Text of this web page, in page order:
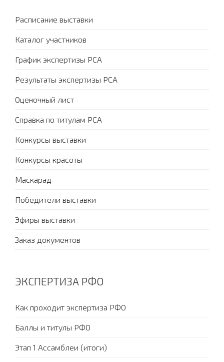
Расписание выставки
Каталог участников
График экспертизы PCA
Результаты экспертизы PCA
Оценочный лист
Справка по титулам PCA
Конкурсы выставки
Конкурсы красоты
Маскарад
Победители выставки
Эфиры выставки
Заказ документов
ЭКСПЕРТИЗА РФО
Как проходит экспертиза РФО
Баллы и титулы РФО
Этап 1 Ассамблеи (итоги)